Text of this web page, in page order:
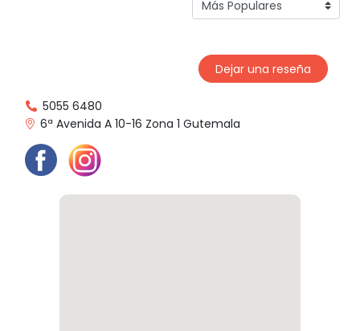
Dejar una reseña
5055 6480
6ª Avenida A 10-16 Zona 1 Gutemala